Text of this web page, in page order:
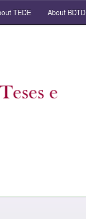
TEDE About BDTD